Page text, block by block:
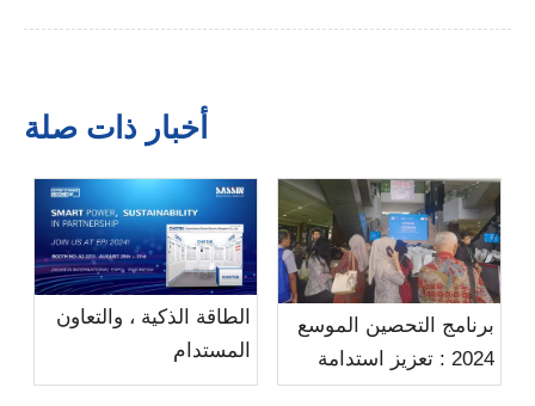
أخبار ذات صلة
برنامج التحصين الموسع
2024 : تعزيز استدامة
الطاقة في الصناعة
الطاقة الذكية ، والتعاون
المستدام